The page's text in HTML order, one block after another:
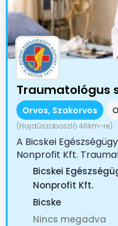
Traumatológus
Orvos, Szakorvos
(Hajdúszoboszló 46km-re)
A Bicskei
Nonprofit Kft.
Bicskei
Nonprofit Kft.
Bicske
Nincs megadva